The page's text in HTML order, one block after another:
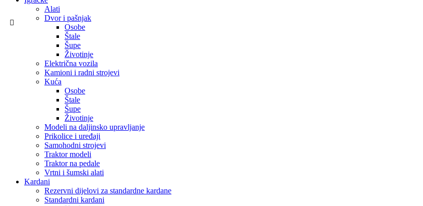
Alati
Dvor i pašnjak
Osobe
Štale
Šupe
Životinje
Električna vozila
Kamioni i radni strojevi
Kuća
Osobe
Štale
Šupe
Životinje
Modeli na daljinsko upravljanje
Prikolice i uređaji
Samohodni strojevi
Traktor modeli
Traktor na pedale
Vrtni i šumski alati
Kardani
Rezervni dijelovi za standardne kardane
Standardni kardani